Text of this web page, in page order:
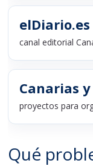
elDiario.es
canal editorial
Canarias y
proyectos para
Qué